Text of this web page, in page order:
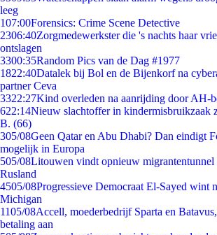
leeg
107:00Forensics: Crime Scene Detective
2306:40Zorgmedewerkster die 's nachts haar
ontslagen
3300:35Random Pics van de Dag #1977
1822:40Datalek bij Bol en de Bijenkorf na
partner Ceva
3322:27Kind overleden na aanrijding door AH-
622:14Nieuw slachtoffer in kindermisbruikzaak
B. (66)
305/08Geen Qatar en Abu Dhabi? Dan eindigt
mogelijk in Europa
505/08Litouwen vindt opnieuw migrantentunnel
Rusland
4505/08Progressieve Democraat El-Sayed wint
Michigan
1105/08Accell, moederbedrijf Sparta en
betaling aan